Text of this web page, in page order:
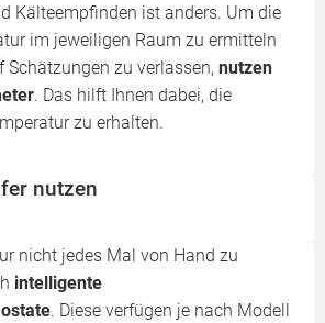
Kälteempfinden ist anders. Um die
im jeweiligen Raum zu ermitteln
zu verlassen, nutzen
. Das hilft Ihnen dabei, die
zu erhalten.
nutzen
nicht jedes Mal von Hand zu
intelligente
. Diese verfügen je nach Modell